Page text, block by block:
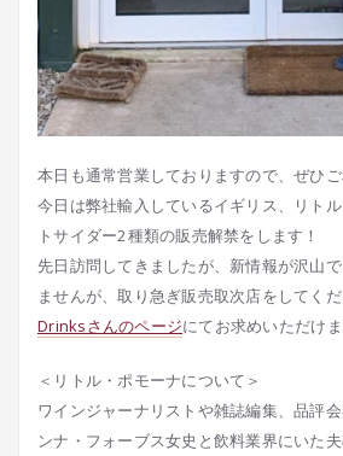
本日も通常営業しておりますので、ぜひご
今日は弊社輸入しているイギリス、リト
トサイダー2種類の販売解禁をします！
先日訪問してきましたが、新情報が沢山
ませんが、取り急ぎ販売取次店をしてく
Drinksさんのページにてお求めいただけま
＜リトル・ポモーナについて＞
ワインジャーナリストや雑誌編集、品評
ンナ・フォーブス女史と飲料業界にいた